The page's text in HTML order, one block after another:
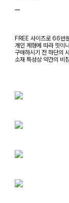
ㅡ
FREE 사이즈로 66반
개인 체형에 따라 핏이
구매하시기 전 하단의
소재 특성상 약간의 비